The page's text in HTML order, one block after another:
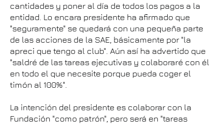
cantidades y poner al día de todos los pagos a la
entidad. Lo encara presidente ha afirmado que
"seguramente" se quedará con una pequeña parte
de las acciones de la SAE, básicamente por "la
apreci que tengo al club". Aún así ha advertido que
"saldré de las tareas ejecutivas y colaboraré con él
en todo el que necesite porque pueda coger el
timón al 100%".
La intención del presidente es colaborar con la
Fundación "como patrón", pero será en "tareas